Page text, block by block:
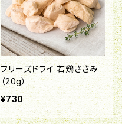
フリーズドライ 若鶏ささみ
（20g）
¥730